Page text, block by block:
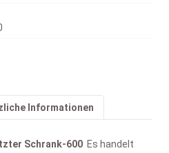
Informationen
Schrank-600 Es handelt